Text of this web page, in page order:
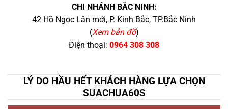
CHI NHÁNH BẮC NINH:
42 Hồ Ngọc Lân mới, P. Kinh Bắc, TP.Bắc Ninh
(Xem bản đồ)
Điện thoại: 0964 308 308
LÝ DO HẦU HẾT KHÁCH HÀNG LỰA CHỌN
SUACHUA60S